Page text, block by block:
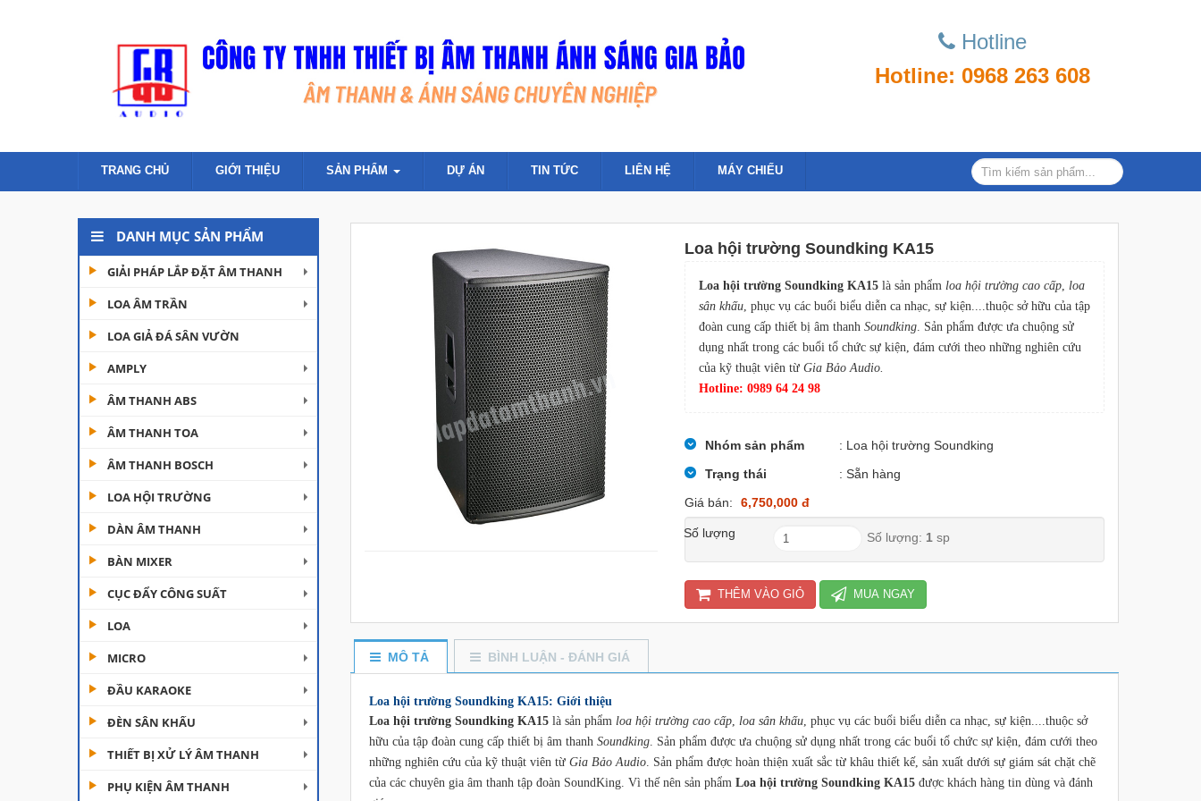
Hotline
Hotline: 0968 263 608
TRANG CHỦ GIỚI THIỆU SẢN PHẨM DỰ ÁN TIN TỨC LIÊN HỆ MÁY CHIẾU
DANH MỤC SẢN PHẨM
GIẢI PHÁP LẮP ĐẶT ÂM THANH
LOA ÂM TRẦN
LOA GIẢ ĐÁ SÂN VƯỜN
AMPLY
ÂM THANH ABS
ÂM THANH TOA
ÂM THANH BOSCH
LOA HỘI TRƯỜNG
DÀN ÂM THANH
BÀN MIXER
CỤC ĐẨY CÔNG SUẤT
LOA
MICRO
ĐẦU KARAOKE
ĐÈN SÂN KHẤU
THIẾT BỊ XỬ LÝ ÂM THANH
PHỤ KIỆN ÂM THANH
Liên hệ
Cục đẩy công suất
Loa hội trường Soundking KA15
Loa hội trường Soundking KA15là sản phẩm loa hội trường cao cấp, loa
sân khấu, phục vụ các buổi biểu diễn ca nhạc, sự kiện....thuộc sở hữu của tập
đoàn cung cấp thiết bị âm thanh Soundking. Sản phẩm được ưa chuộng sử
dụng nhất trong các buổi tổ chức sự kiện, đám cưới theo những nghiên cứu
của kỹ thuật viên từ Gia Bảo Audio.
Hotline: 0989 64 24 98
Nhóm sản phẩm
: Loa hội trường Soundking
Trạng thái
: Sẵn hàng
Giá bán:
6,750,000 đ
Số lượng Số lượng: 1 sp
THÊM VÀO GIỎ MUA NGAY
MÔ TẢ BÌNH LUẬN - ĐÁNH GIÁ
Loa hội trường Soundking KA15: Giới thiệu
Loa hội trường Soundking KA15 là sản phẩm loa hội trường cao cấp, loa sân khấu, phục vụ các buổi biểu diễn ca nhạc, sự kiện....thuộc sở
hữu của tập đoàn cung cấp thiết bị âm thanh Soundking. Sản phẩm được ưa chuộng sử dụng nhất trong các buổi tổ chức sự kiện, đám cưới theo
những nghiên cứu của kỹ thuật viên từ Gia Bảo Audio. Sản phẩm được hoàn thiện xuất sắc từ khâu thiết kế, sản xuất dưới sự giám sát chặt chẽ
của các chuyên gia âm thanh tập đoàn SoundKing. Vì thế nên sản phẩm Loa hội trường Soundking KA15 được khách hàng tin dùng và đánh